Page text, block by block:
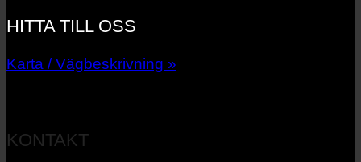
HITTA TILL OSS
Karta / Vägbeskrivning »
KONTAKT